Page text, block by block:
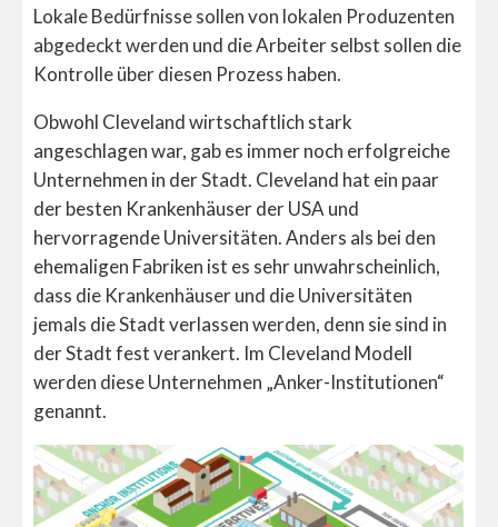
Lokale Bedürfnisse sollen von lokalen Produzenten
abgedeckt werden und die Arbeiter selbst sollen die
Kontrolle über diesen Prozess haben.
Obwohl Cleveland wirtschaftlich stark
angeschlagen war, gab es immer noch erfolgreiche
Unternehmen in der Stadt. Cleveland hat ein paar
der besten Krankenhäuser der USA und
hervorragende Universitäten. Anders als bei den
ehemaligen Fabriken ist es sehr unwahrscheinlich,
dass die Krankenhäuser und die Universitäten
jemals die Stadt verlassen werden, denn sie sind in
der Stadt fest verankert. Im Cleveland Modell
werden diese Unternehmen „Anker-Institutionen“
genannt.